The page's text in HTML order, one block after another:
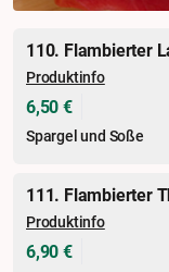
110. Flambierter
Produktinfo
6,50 €
Spargel und Soße
111. Flambierter
Produktinfo
6,90 €